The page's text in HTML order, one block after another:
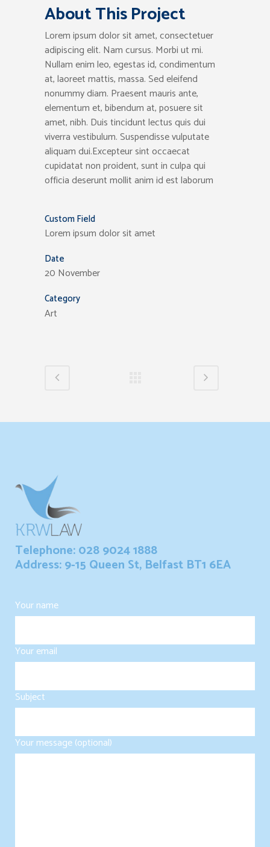
About This Project
Lorem ipsum dolor sit amet, consectetuer
adipiscing elit. Nam cursus. Morbi ut mi.
Nullam enim leo, egestas id, condimentum
at, laoreet mattis, massa. Sed eleifend
nonummy diam. Praesent mauris ante,
elementum et, bibendum at, posuere sit
amet, nibh. Duis tincidunt lectus quis dui
viverra vestibulum. Suspendisse vulputate
aliquam dui.Excepteur sint occaecat
cupidatat non proident, sunt in culpa qui
officia deserunt mollit anim id est laborum
Custom Field
Lorem ipsum dolor sit amet
Date
20 November
Category
Art
Telephone: 028 9024 1888
Address: 9-15 Queen St, Belfast BT1 6EA
Your name
Your email
Subject
Your message (optional)